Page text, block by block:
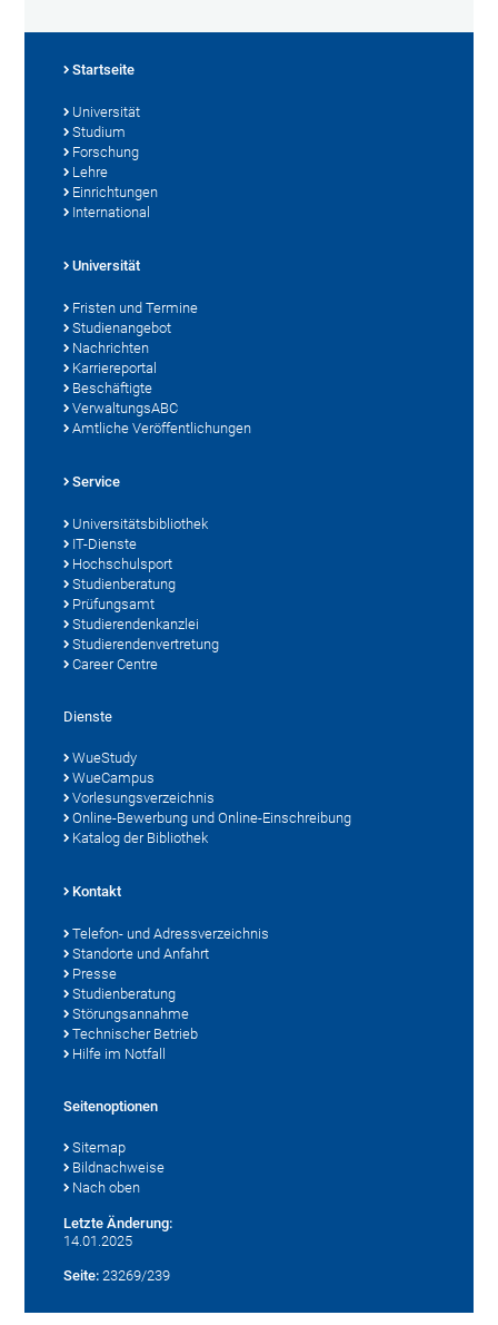
Startseite
Universität
Studium
Forschung
Lehre
Einrichtungen
International
Universität
Fristen und Termine
Studienangebot
Nachrichten
Karriereportal
Beschäftigte
VerwaltungsABC
Amtliche Veröffentlichungen
Service
Universitätsbibliothek
IT-Dienste
Hochschulsport
Studienberatung
Prüfungsamt
Studierendenkanzlei
Studierendenvertretung
Career Centre
Dienste
WueStudy
WueCampus
Vorlesungsverzeichnis
Online-Bewerbung und Online-Einschreibung
Katalog der Bibliothek
Kontakt
Telefon- und Adressverzeichnis
Standorte und Anfahrt
Presse
Studienberatung
Störungsannahme
Technischer Betrieb
Hilfe im Notfall
Seitenoptionen
Sitemap
Bildnachweise
Nach oben
Letzte Änderung:
14.01.2025
Seite: 23269/239